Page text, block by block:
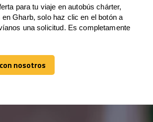
para tu viaje en autobús chárter,
Gharb, solo haz clic en el botón a
una solicitud. Es completamente
nosotros
nosotros